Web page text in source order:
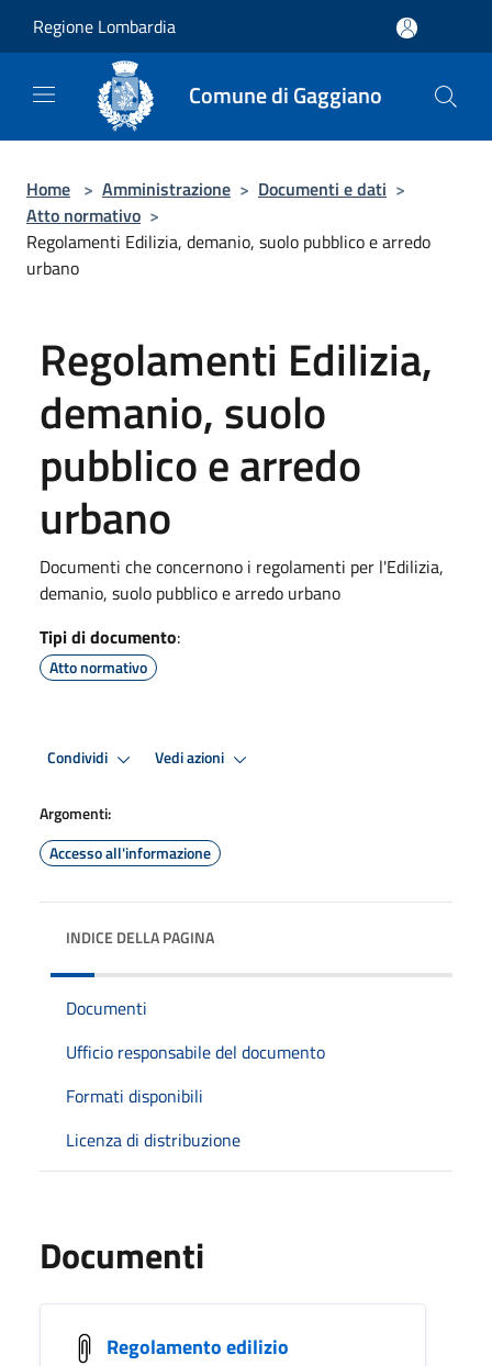
Regione Lombardia
Comune di Gaggiano
Home > Amministrazione > Documenti e dati >
Atto normativo >
Regolamenti Edilizia, demanio, suolo pubblico e arredo
urbano
Regolamenti Edilizia,
demanio, suolo
pubblico e arredo
urbano
Documenti che concernono i regolamenti per l'Edilizia,
demanio, suolo pubblico e arredo urbano
Tipi di documento:
Atto normativo
Condividi Vedi azioni
Argomenti:
Accesso all'informazione
INDICE DELLA PAGINA
Documenti
Ufficio responsabile del documento
Formati disponibili
Licenza di distribuzione
Documenti
Regolamento edilizio